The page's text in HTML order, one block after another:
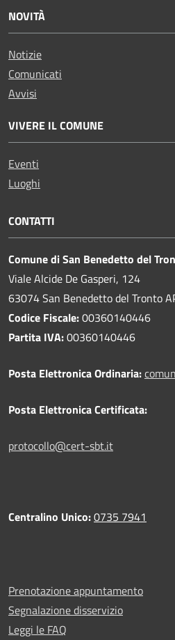
NOVITÀ
Notizie
Comunicati
Avvisi
VIVERE IL COMUNE
Eventi
Luoghi
CONTATTI
Comune di San Benedetto del
Viale Alcide De Gasperi, 124
63074 San Benedetto del Tronto
Codice Fiscale:00360140446
Partita IVA:00360140446
Posta Elettronica Ordinaria:
Posta Elettronica Certificata:
protocollo@cert-sbt.it
Centralino Unico:0735 7941
Prenotazione appuntamento
Segnalazione disservizio
Leggi le FAQ